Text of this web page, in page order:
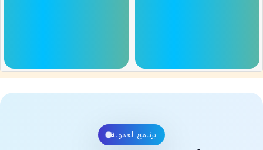
برنامج العمولة